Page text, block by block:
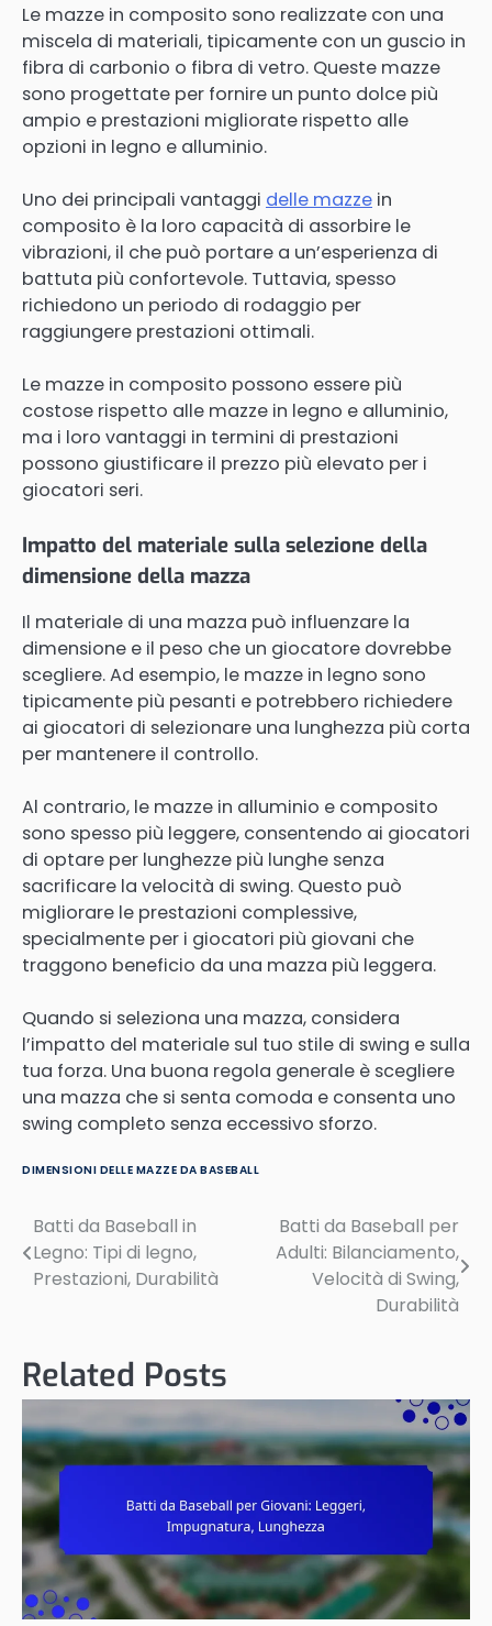
Le mazze in composito sono realizzate con una
miscela di materiali, tipicamente con un guscio in
fibra di carbonio o fibra di vetro. Queste mazze
sono progettate per fornire un punto dolce più
ampio e prestazioni migliorate rispetto alle
opzioni in legno e alluminio.
Uno dei principali vantaggi delle mazze in
composito è la loro capacità di assorbire le
vibrazioni, il che può portare a un’esperienza di
battuta più confortevole. Tuttavia, spesso
richiedono un periodo di rodaggio per
raggiungere prestazioni ottimali.
Le mazze in composito possono essere più
costose rispetto alle mazze in legno e alluminio,
ma i loro vantaggi in termini di prestazioni
possono giustificare il prezzo più elevato per i
giocatori seri.
Impatto del materiale sulla selezione della
dimensione della mazza
Il materiale di una mazza può influenzare la
dimensione e il peso che un giocatore dovrebbe
scegliere. Ad esempio, le mazze in legno sono
tipicamente più pesanti e potrebbero richiedere
ai giocatori di selezionare una lunghezza più corta
per mantenere il controllo.
Al contrario, le mazze in alluminio e composito
sono spesso più leggere, consentendo ai giocatori
di optare per lunghezze più lunghe senza
sacrificare la velocità di swing. Questo può
migliorare le prestazioni complessive,
specialmente per i giocatori più giovani che
traggono beneficio da una mazza più leggera.
Quando si seleziona una mazza, considera
l’impatto del materiale sul tuo stile di swing e sulla
tua forza. Una buona regola generale è scegliere
una mazza che si senta comoda e consenta uno
swing completo senza eccessivo sforzo.
DIMENSIONI DELLE MAZZE DA BASEBALL
Post
navigation
Batti da Baseball in
Legno: Tipi di legno,
Prestazioni, Durabilità
Batti da Baseball per
Adulti: Bilanciamento,
Velocità di Swing,
Durabilità
Related Posts